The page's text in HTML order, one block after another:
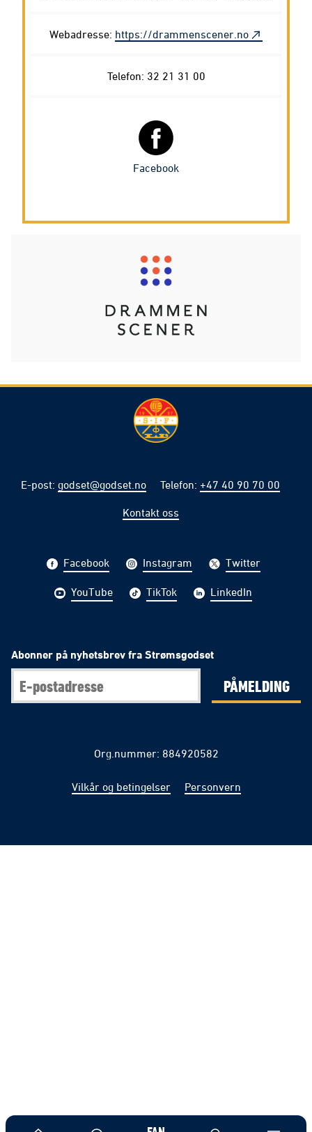
Webadresse: https://drammenscener.no
Telefon: 32 21 31 00
Facebook
E-post: godset@godset.no Telefon: +47 40 90 70 00
Kontakt oss
Facebook Instagram Twitter
YouTube TikTok LinkedIn
Abonner på nyhetsbrev fra Strømsgodset
PÅMELDING
Org.nummer: 884920582
Vilkår og betingelser Personvern